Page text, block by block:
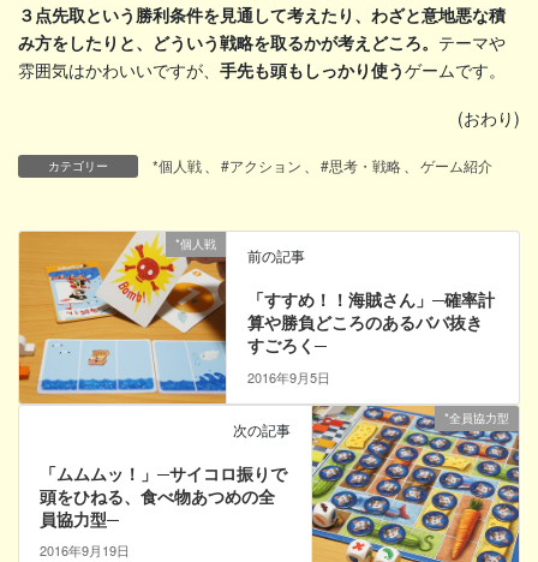
３点先取という勝利条件を見通して考えたり、わざと意地悪な積
み方をしたりと、どういう戦略を取るかが考えどころ。 テーマや
雰囲気はかわいいですが、 手先も頭もしっかり使うゲームです。
(おわり)
カテゴリー *個人戦、 #アクション 、 #思考・戦略、 ゲーム紹介
*個人戦
前の記事
「すすめ！！海賊さん」─確率計
算や勝負どころのあるババ抜き
すごろく─
2016年9月5日
*全員協力型
次の記事
「ムムムッ！」─サイコロ振りで
頭をひねる、食べ物あつめの全
員協力型─
2016年9月19日